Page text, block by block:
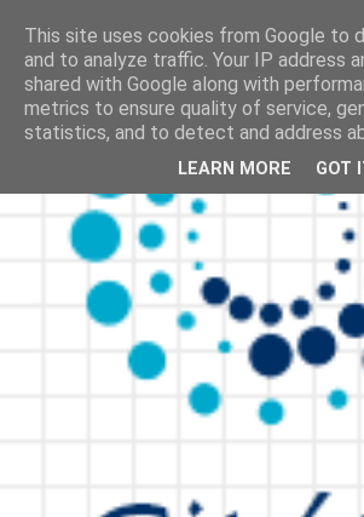
This site uses cookies from Google to
and to analyze traffic. Your IP address
shared with Google along with
metrics to ensure quality of service,
statistics, and to detect and address
LEARN MORE GOT